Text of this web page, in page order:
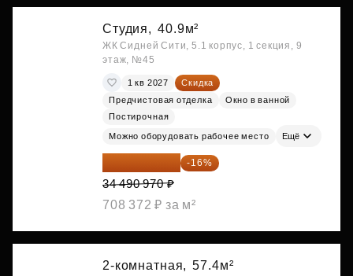
Студия, 40.9м²
ЖК Сидней Сити, 5.1 корпус, 1 секция, 9
этаж, №45
1 кв 2027
Скидка
Предчистовая отделка
Окно в ванной
Постирочная
Можно оборудовать рабочее место Ещё
28 972 415 ₽ -16%
34 490 970 ₽
708 372 ₽ за м²
2-комнатная, 57.4м²